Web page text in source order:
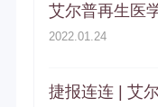
2022.01.24